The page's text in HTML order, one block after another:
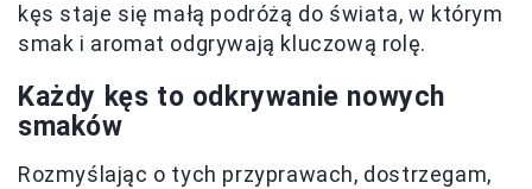
kęs staje się małą podróżą do świata, w którym
smak i aromat odgrywają kluczową rolę.
Każdy kęs to odkrywanie nowych
smaków
Rozmyślając o tych przyprawach, dostrzegam,